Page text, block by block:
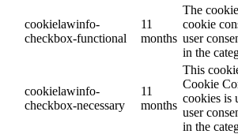
cookielawinfo-
checkbox-functional
11
months
The
cookie
user
in the
cookielawinfo-
checkbox-necessary
11
months
This
Cookie
cookies is
user
in the